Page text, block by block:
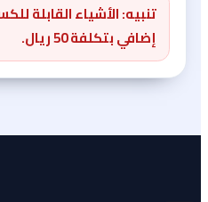
تنبيه: الأشياء القابلة
إضافي بتكلفة 50 ريال.